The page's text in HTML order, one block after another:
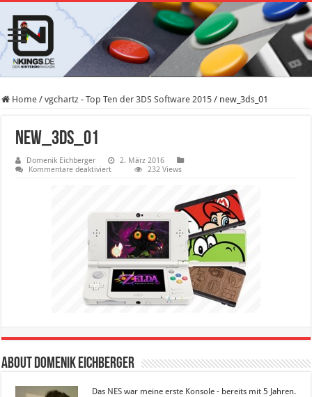
Home / vgchartz - Top Ten der 3DS Software 2015 / new_3ds_01
new_3ds_01
Domenik Eichberger
2. März 2016
Kommentare deaktiviertfür
232 Views
About Domenik Eichberger
Das NES war meine erste Konsole - bereits mit 5 Jahren.